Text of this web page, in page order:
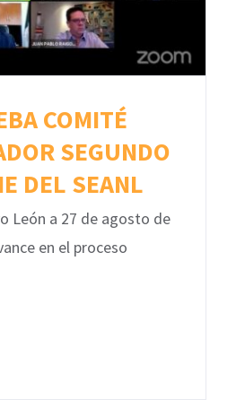
COMITÉ
SEGUNDO
DEL SEANL
León a 27 de agosto de
en el proceso